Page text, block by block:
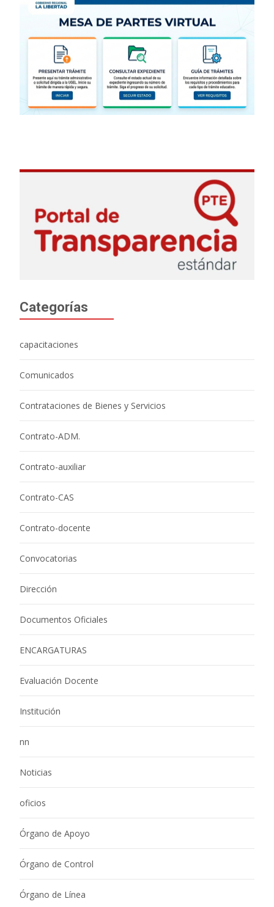
Categorías
capacitaciones
Comunicados
Contrataciones de Bienes y Servicios
Contrato-ADM.
Contrato-auxiliar
Contrato-CAS
Contrato-docente
Convocatorias
Dirección
Documentos Oficiales
ENCARGATURAS
Evaluación Docente
Institución
nn
Noticias
oficios
Órgano de Apoyo
Órgano de Control
Órgano de Línea